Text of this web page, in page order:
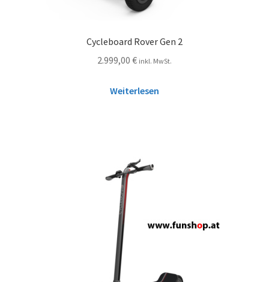
Cycleboard Rover Gen 2
2.999,00 € inkl. MwSt.
Weiterlesen